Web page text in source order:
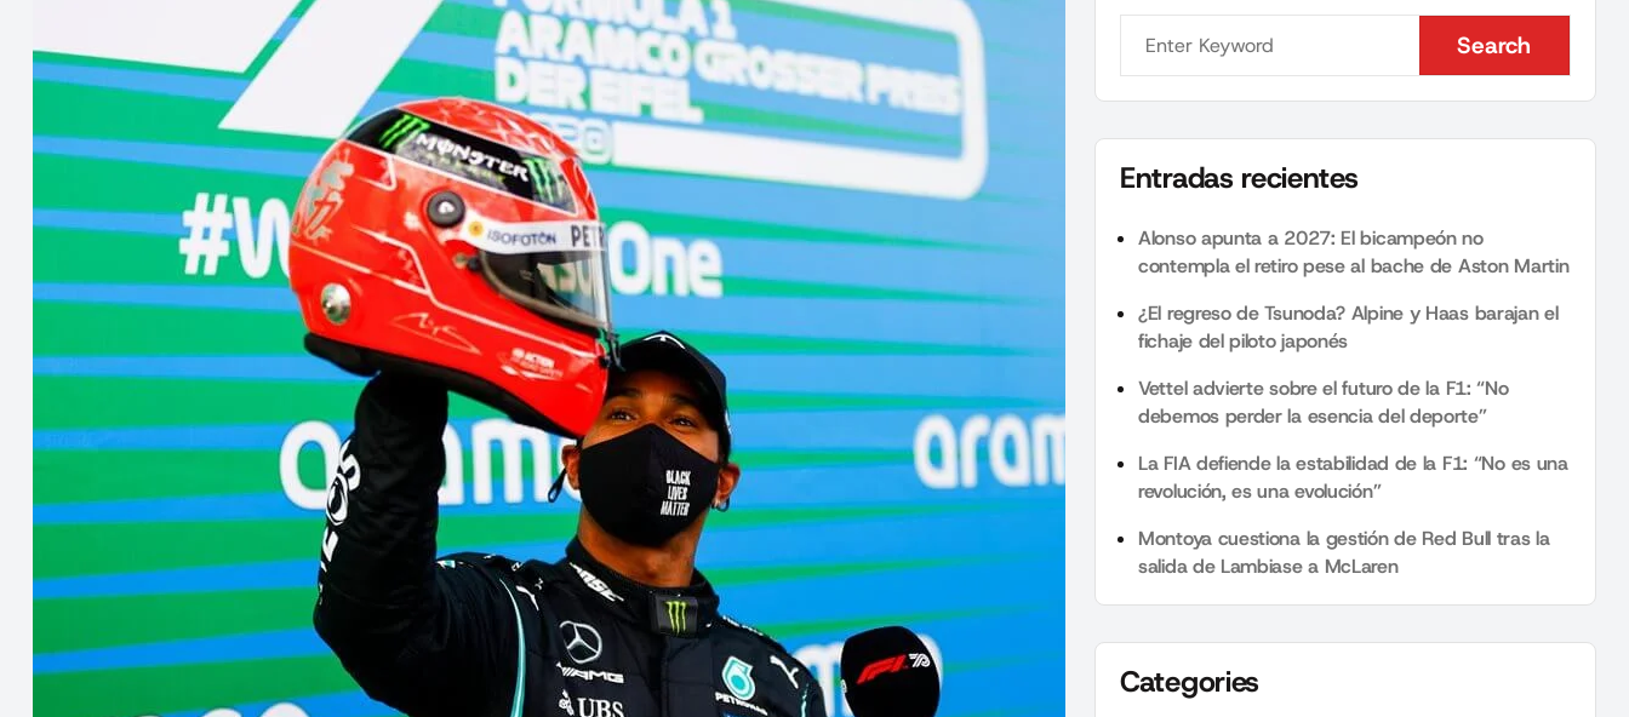
Search
Search
Entradas recientes
Alonso apunta a 2027: El bicampeón no
contempla el retiro pese al bache de Aston Martin
¿El regreso de Tsunoda? Alpine y Haas barajan el
fichaje del piloto japonés
Vettel advierte sobre el futuro de la F1: “No
debemos perder la esencia del deporte”
La FIA defiende la estabilidad de la F1: “No es una
revolución, es una evolución”
Montoya cuestiona la gestión de Red Bull tras la
salida de Lambiase a McLaren
Categories